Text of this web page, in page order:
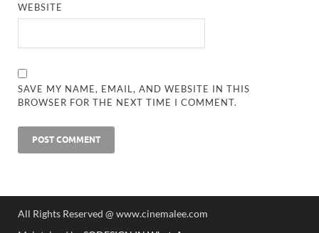
WEBSITE
SAVE MY NAME, EMAIL, AND WEBSITE IN THIS
BROWSER FOR THE NEXT TIME I COMMENT.
All Rights Reserved @ www.cinemalee.com